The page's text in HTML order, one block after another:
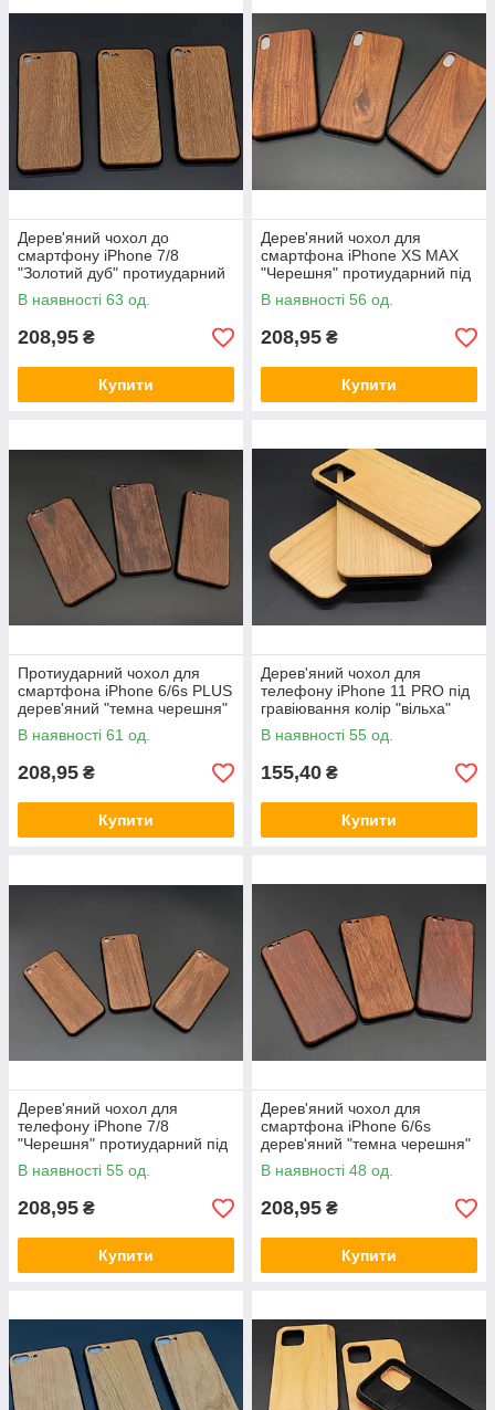
Дерев'яний чохол до
смартфону iPhone 7/8
"Золотий дуб" протиударний
під гравіювання
В наявності 63 од.
208,95 ₴
Купити
Дерев'яний чохол для
смартфона iPhone XS MAX
"Черешня" протиударний під
гравіювання
В наявності 56 од.
208,95 ₴
Купити
Протиударний чохол для
смартфона iPhone 6/6s PLUS
дерев'яний "темна черешня"
під гравіювання
В наявності 61 од.
208,95 ₴
Купити
Дерев'яний чохол для
телефону iPhone 11 PRO під
гравіювання колір "вільха"
В наявності 55 од.
155,40 ₴
Купити
Дерев'яний чохол для
телефону iPhone 7/8
"Черешня" протиударний під
гравіювання
В наявності 55 од.
208,95 ₴
Купити
Дерев'яний чохол для
смартфона iPhone 6/6s
дерев'яний "темна черешня"
під гравіювання
В наявності 48 од.
208,95 ₴
Купити